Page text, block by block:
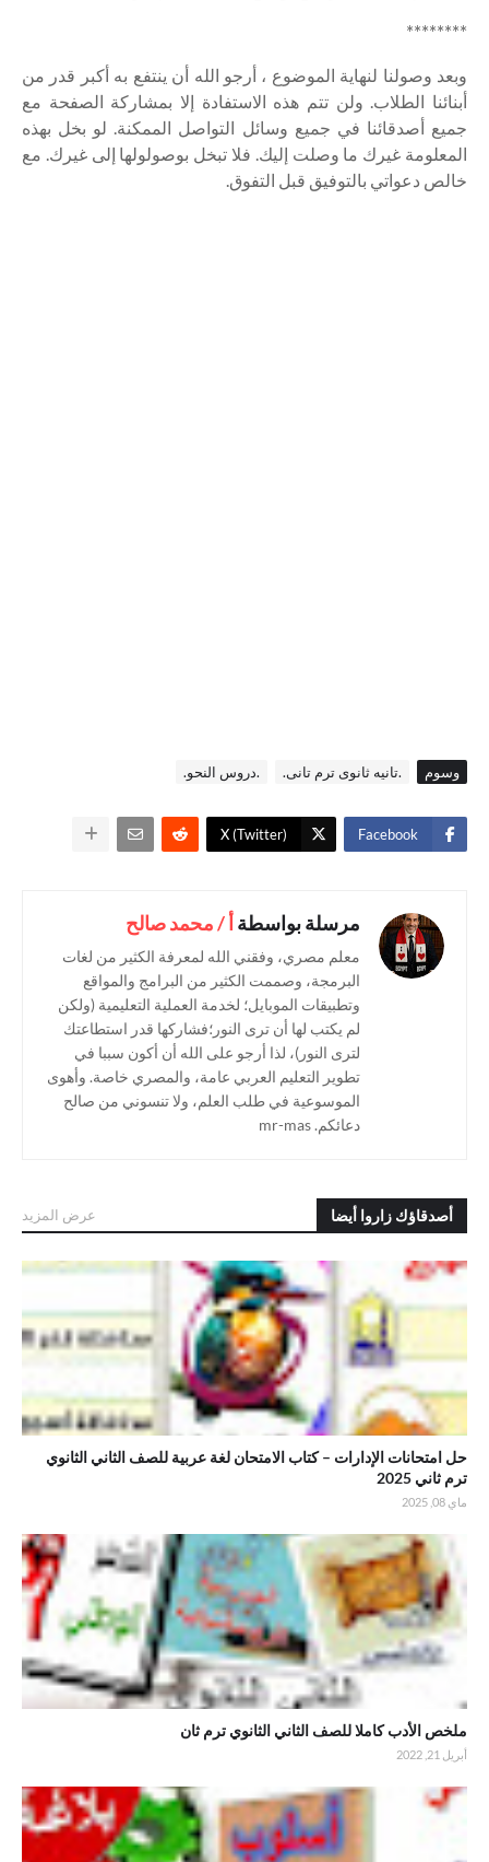
********
وبعد وصولنا لنهاية الموضوع ، أرجو الله أن ينتفع به أكبر قدر من
أبنائنا الطلاب. ولن تتم هذه الاستفادة إلا بمشاركة الصفحة مع
جميع أصدقائنا في جميع وسائل التواصل الممكنة. لو بخل بهذه
المعلومة غيرك ما وصلت إليك. فلا تبخل بوصولولها إلى غيرك. مع
خالص دعواتي بالتوفيق قبل التفوق.
وسوم .تانيه ثانوى ترم تانى. .دروس النحو.
Facebook
X (Twitter)
مرسلة بواسطةأ / محمد صالح
معلم مصري، وفقني الله لمعرفة الكثير من لغات
البرمجة، وصممت الكثير من البرامج والمواقع
وتطبيقات الموبايل؛ لخدمة العملية التعليمية (ولكن
لم يكتب لها أن ترى النور؛فشاركها قدر استطاعتك
لترى النور)، لذا أرجو على الله أن أكون سببا في
تطوير التعليم العربي عامة، والمصري خاصة. وأهوى
الموسوعية في طلب العلم، ولا تنسوني من صالح
دعائكم. mr-mas
أصدقاؤك زاروا أيضا عرض المزيد
.حل امتحانات الإدارات – كتاب الامتحان لغة عربية للصف الثاني الثانوي
حل امتحانات الإدارات – كتاب الامتحان لغة عربية للصف الثاني الثانوي
ترم ثاني 2025
ماي 08, 2025
.ملخص الأدب كاملا للصف الثاني الثانوي ترم ثان
ملخص الأدب كاملا للصف الثاني الثانوي ترم ثان
أبريل 21, 2022
.أفضل وأسهل شرح لدرس أسلوب التوكيد